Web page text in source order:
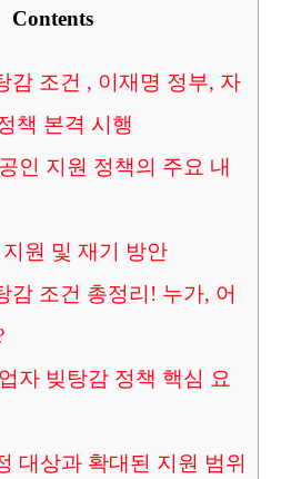
Contents
감 조건 , 이재명 정부, 자
책 본격 시행
인 지원 정책의 주요 내
지원 및 재기 방안
감 조건 총정리! 누가, 어
자 빚탕감 정책 핵심 요
대상과 확대된 지원 범위